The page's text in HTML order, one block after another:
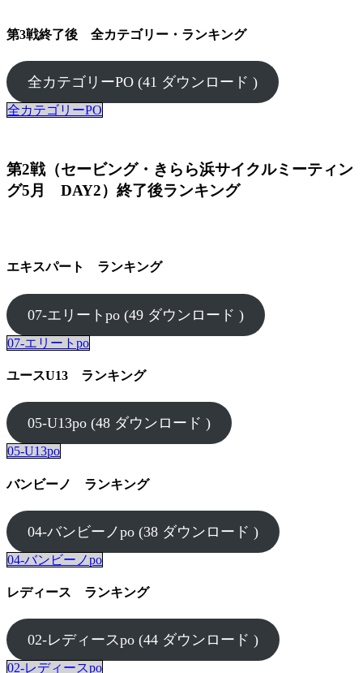
第3戦終了後 全カテゴリー・ランキング
全カテゴリーPO (41 ダウンロード )
全カテゴリーPO
第2戦（セービング・きらら浜サイクルミーティン
グ5月 DAY2）終了後ランキング
エキスパート ランキング
07-エリートpo (49 ダウンロード )
07-エリートpo
ユースU13 ランキング
05-U13po (48 ダウンロード )
05-U13po
バンビーノ ランキング
04-バンビーノpo (38 ダウンロード )
04-バンビーノpo
レディース ランキング
02-レディースpo (44 ダウンロード )
02-レディースpo